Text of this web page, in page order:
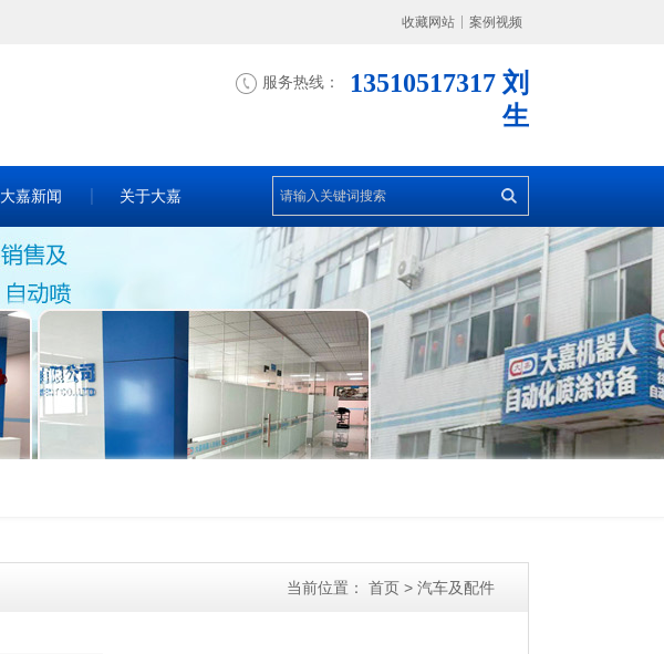
收藏网站 案例视频
服务热线：
13510517317 刘
生
大嘉新闻 关于大嘉
当前位置： 首页 > 汽车及配件